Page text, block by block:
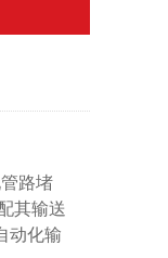
路堵
其输送
动化输